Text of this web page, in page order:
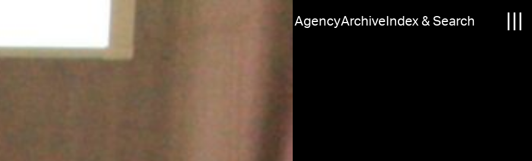
AgencyArchive Index & Search